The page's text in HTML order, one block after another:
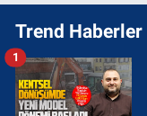
Trend Haberler
1